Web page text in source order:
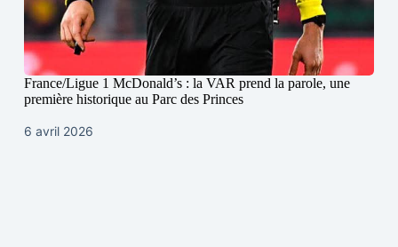
France/Ligue 1 McDonald’s : la VAR prend la parole, une
première historique au Parc des Princes
6 avril 2026